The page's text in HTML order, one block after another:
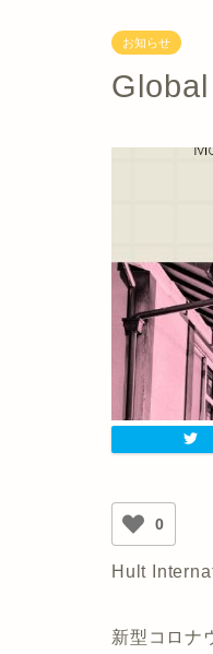
お知らせ
0
Hult
新型コロナ